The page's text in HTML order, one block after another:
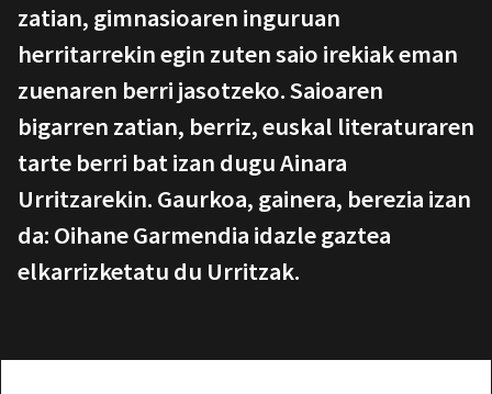
zatian, gimnasioaren inguruan
herritarrekin egin zuten saio irekiak eman
zuenaren berri jasotzeko. Saioaren
bigarren zatian, berriz, euskal literaturaren
tarte berri bat izan dugu Ainara
Urritzarekin. Gaurkoa, gainera, berezia izan
da: Oihane Garmendia idazle gaztea
elkarrizketatu du Urritzak.